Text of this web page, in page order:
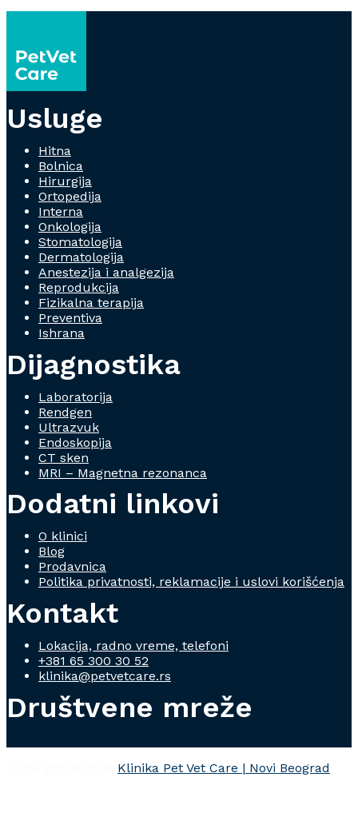
Usluge
Hitna
Bolnica
Hirurgija
Ortopedija
Interna
Onkologija
Stomatologija
Dermatologija
Anestezija i analgezija
Reprodukcija
Fizikalna terapija
Preventiva
Ishrana
Dijagnostika
Laboratorija
Rendgen
Ultrazvuk
Endoskopija
CT sken
MRI – Magnetna rezonanca
Dodatni linkovi
O klinici
Blog
Prodavnica
Politika privatnosti, reklamacije i uslovi korišćenja
Kontakt
Lokacija, radno vreme, telefoni
+381 65 300 30 52
klinika@petvetcare.rs
Društvene mreže
Klinika Pet Vet Care | Novi Beograd